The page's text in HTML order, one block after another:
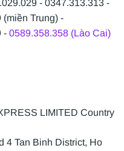
- 0347.313.313 -
Trung) -
- 0589.358.358 (Lào Cai)
LIMITED Country
4 Tan Binh District, Ho